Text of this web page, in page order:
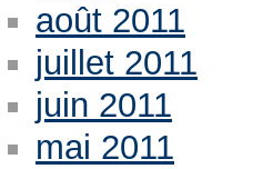
août 2011
juillet 2011
juin 2011
mai 2011